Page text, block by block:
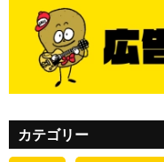
カテゴリー